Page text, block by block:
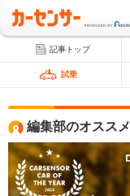
記事トップ
試乗
編集部のオススメ